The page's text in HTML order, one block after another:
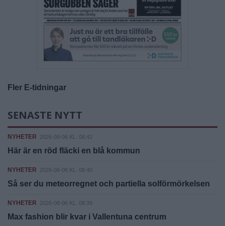
Fler E-tidningar
SENASTE NYTT
NYHETER 2026-08-06 KL. 08:42
Här är en röd fläcki en blå kommun
NYHETER 2026-08-06 KL. 08:40
Så ser du meteorregnet och partiella solförmörkelsen
NYHETER 2026-08-06 KL. 08:39
Max fashion blir kvar i Vallentuna centrum